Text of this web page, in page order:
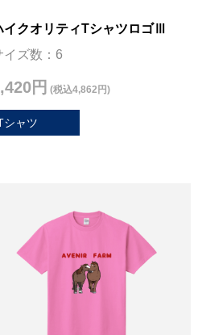
イクオリティTシャツロゴⅢ
イズ数：6
シャツ
円 (税込4,862円)